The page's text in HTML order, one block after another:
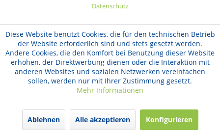
Datenschutz
Diese Website benutzt Cookies, die für den technischen Betrieb
der Website erforderlich sind und stets gesetzt werden.
Andere Cookies, die den Komfort bei Benutzung dieser Website
erhöhen, der Direktwerbung dienen oder die Interaktion mit
anderen Websites und sozialen Netzwerken vereinfachen
sollen, werden nur mit Ihrer Zustimmung gesetzt.
Mehr Informationen
Ablehnen Alle akzeptieren Konfigurieren